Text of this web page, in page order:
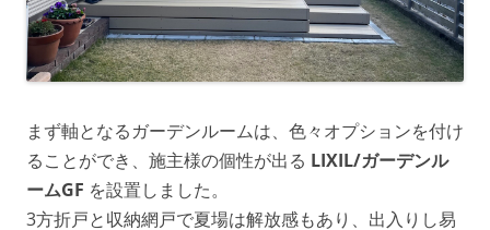
まず軸となるガーデンルームは、色々オプションを付け
ることができ、施主様の個性が出る LIXIL/ガーデンル
ームGF を設置しました。
3方折戸と収納網戸で夏場は解放感もあり、出入りし易